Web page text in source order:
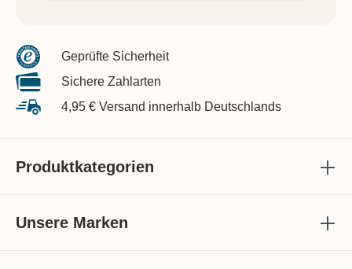
Geprüfte Sicherheit
Sichere Zahlarten
4,95 € Versand innerhalb Deutschlands
Produktkategorien
Unsere Marken